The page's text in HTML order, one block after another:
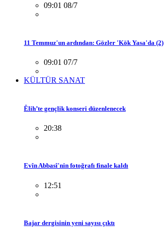
09:01 08/7
11 Temmuz'un ardından: Gözler 'Kök Yasa'da (2)
09:01 07/7
KÜLTÜR SANAT
Êlih’te gençlik konseri düzenlenecek
20:38
Evîn Abbasî'nin fotoğrafı finale kaldı
12:51
Bajar dergisinin yeni sayısı çıktı